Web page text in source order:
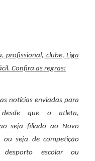
profissional, clube, Liga
Confira as regras:
notícias enviadas para
que o atleta,
seja filiado ao Novo
ou seja de competição
desporto escolar ou